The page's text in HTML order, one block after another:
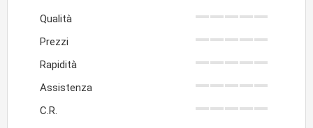
Qualità
Prezzi
Rapidità
Assistenza
C.R.